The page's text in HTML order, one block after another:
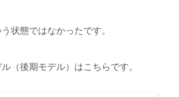
状態ではなかったです。
（後期モデル）はこちらです。